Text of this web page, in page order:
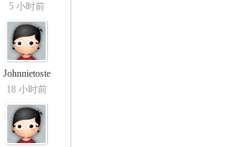
5 小时前
Johnnietoste
18 小时前